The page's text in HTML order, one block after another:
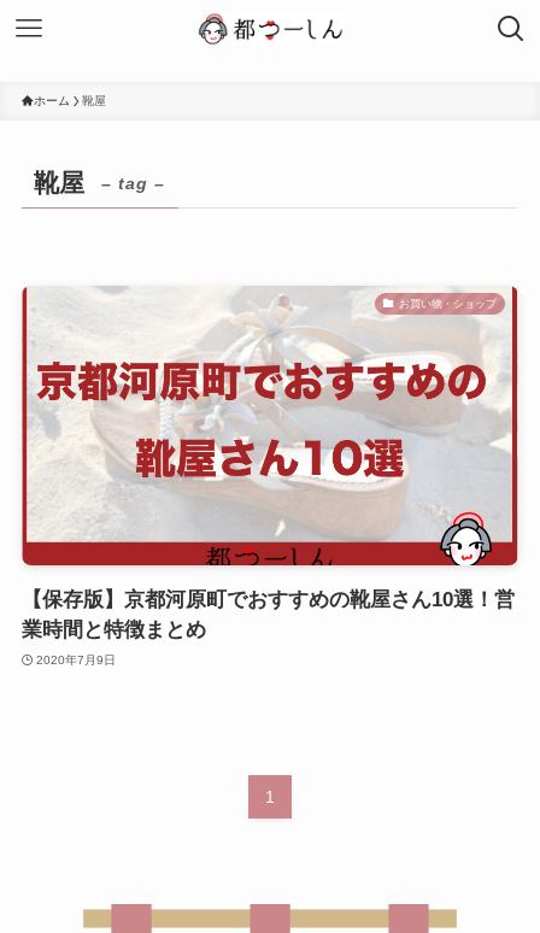
ホーム 靴屋
靴屋 – tag –
お買い物・ショップ
【保存版】京都河原町でおすすめの靴屋さん10選！営
業時間と特徴まとめ
2020年7月9日
1